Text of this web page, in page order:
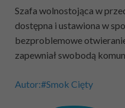
Szafa wolnostojąca w
dostępna i ustawiona w
bezproblemowe
zapewniał swobodą
Autor:#Smok Cięty